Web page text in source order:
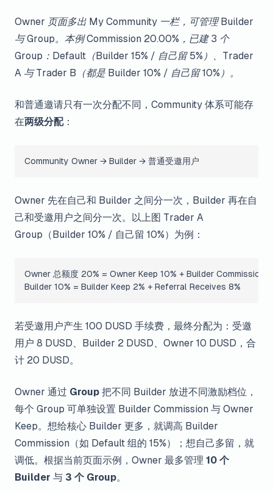
Owner 页面多出 My Community 一栏，可管理 Builder
与 Group。本例 Commission 20.00%，已建 3 个
Group：Default（Builder 15% / 自己留 5%）、Trader
A 与 Trader B（都是 Builder 10% / 自己留 10%）。
和普通邀请只有一次分配不同，Community 体系可能存
在两级分配：
Community Owner → Builder → 普通受邀用户
Owner 先在自己和 Builder 之间分一次，Builder 再在自
己和受邀用户之间分一次。以上图 Trader A
Group（Builder 10% / 自己留 10%）为例：
Owner 总额度 20% = Owner Keep 10% + Builder Commission
Builder 10% = Builder Keep 2% + Referral Receives 8%
若受邀用户产生 100 DUSD 手续费，最终分配为：受邀
用户 8 DUSD、Builder 2 DUSD、Owner 10 DUSD，合
计 20 DUSD。
Owner 通过 Group 把不同 Builder 放进不同激励档位，
每个 Group 可单独设置 Builder Commission 与 Owner
Keep。想给核心 Builder 更多，就调高 Builder
Commission（如 Default 组的 15%）；想自己多留，就
调低。根据当前页面示例，Owner 最多管理 10 个
Builder 与 3 个 Group。